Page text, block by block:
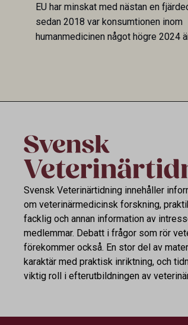
EU har minskat med nästan en
sedan 2018 var konsumtionen inom
humanmedicinen något högre 2024
Svensk Veterinärtidning innehåller
om veterinärmedicinsk forskning,
facklig och annan information av
medlemmar. Debatt i frågor som rör
förekommer också. En stor del av
karaktär med praktisk inriktning, och
viktig roll i efterutbildningen av